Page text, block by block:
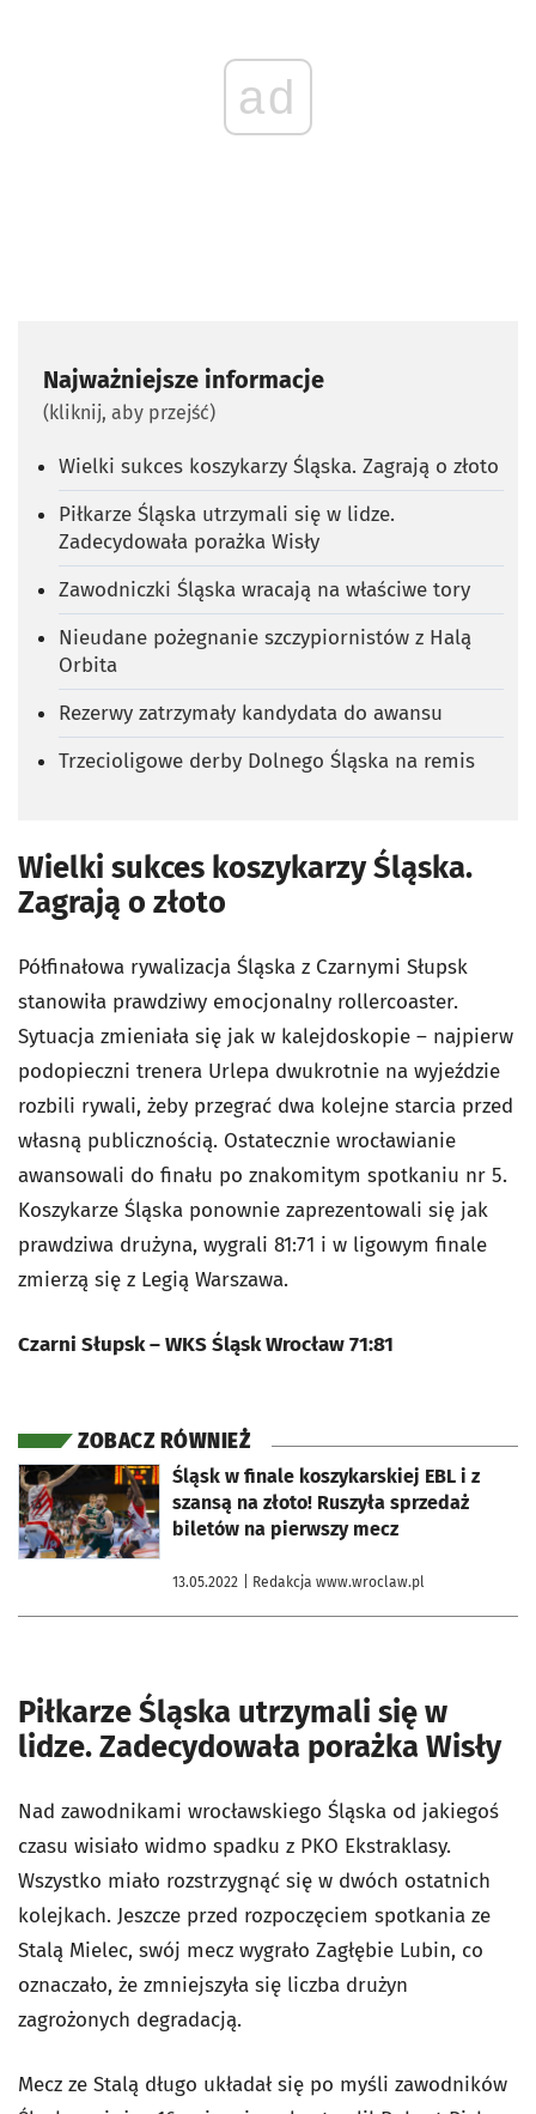
ad
Najważniejsze informacje
(kliknij, aby przejść)
Wielki sukces koszykarzy Śląska. Zagrają o złoto
Piłkarze Śląska utrzymali się w lidze.
Zadecydowała porażka Wisły
Zawodniczki Śląska wracają na właściwe tory
Nieudane pożegnanie szczypiornistów z Halą
Orbita
Rezerwy zatrzymały kandydata do awansu
Trzecioligowe derby Dolnego Śląska na remis
Wielki sukces koszykarzy Śląska.
Zagrają o złoto
Półfinałowa rywalizacja Śląska z Czarnymi Słupsk
stanowiła prawdziwy emocjonalny rollercoaster.
Sytuacja zmieniała się jak w kalejdoskopie – najpierw
podopieczni trenera Urlepa dwukrotnie na wyjeździe
rozbili rywali, żeby przegrać dwa kolejne starcia przed
własną publicznością. Ostatecznie wrocławianie
awansowali do finału po znakomitym spotkaniu nr 5.
Koszykarze Śląska ponownie zaprezentowali się jak
prawdziwa drużyna, wygrali 81:71 i w ligowym finale
zmierzą się z Legią Warszawa.
Czarni Słupsk – WKS Śląsk Wrocław 71:81
ZOBACZ RÓWNIEŻ
Śląsk w finale koszykarskiej EBL i z
szansą na złoto! Ruszyła sprzedaż
biletów na pierwszy mecz
13.05.2022 | Redakcja www.wroclaw.pl
otworzy się w nowej karcie
Piłkarze Śląska utrzymali się w
lidze. Zadecydowała porażka Wisły
Nad zawodnikami wrocławskiego Śląska od jakiegoś
czasu wisiało widmo spadku z PKO Ekstraklasy.
Wszystko miało rozstrzygnąć się w dwóch ostatnich
kolejkach. Jeszcze przed rozpoczęciem spotkania ze
Stalą Mielec, swój mecz wygrało Zagłębie Lubin, co
oznaczało, że zmniejszyła się liczba drużyn
zagrożonych degradacją.
Mecz ze Stalą długo układał się po myśli zawodników